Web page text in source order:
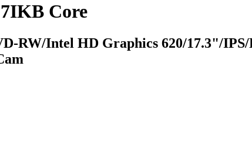
Core
RW/Intel HD Graphics 620/17.3"/